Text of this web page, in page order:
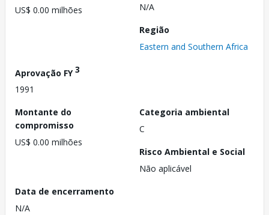
US$ 0.00 milhões
N/A
Região
Eastern and Southern Africa
Aprovação FY3
1991
Montante do
compromisso
US$ 0.00 milhões
Categoria ambiental
C
Risco Ambiental e Social
Não aplicável
Data de encerramento
N/A